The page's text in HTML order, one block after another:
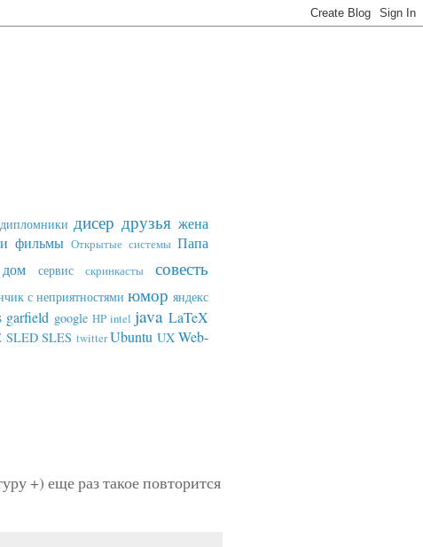
дипломники дисер друзья жена
фильмы Открытые системы Папа
сервис скринкасты
совесть
с неприятностями юмор яндекс
garfield google HP intel java LaTeX
SLED SLES twitterUbuntu UX Web-
+) еще раз такое повторится